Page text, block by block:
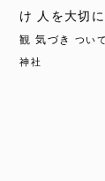
け
人を大切
観 気づき つい
神社